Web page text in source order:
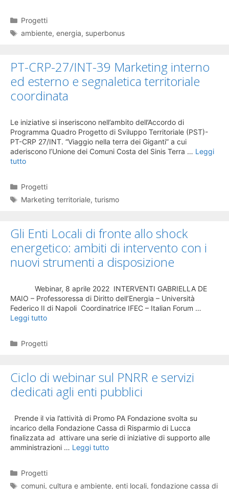
Categorie
Progetti
Tag
ambiente,energia, superbonus
PT-CRP-27/INT-39 Marketing interno
ed esterno e segnaletica territoriale
coordinata
Le iniziative si inseriscono nell’ambito dell’Accordo di
Programma Quadro Progetto di Sviluppo Territoriale (PST)-
PT-CRP 27/INT. “Viaggio nella terra dei Giganti” a cui
aderiscono l’Unione dei Comuni Costa del Sinis Terra … Leggi
tutto
Categorie
Progetti
Tag
Marketing territoriale,turismo
Gli Enti Locali di fronte allo shock
energetico: ambiti di intervento con i
nuovi strumenti a disposizione
Webinar, 8 aprile 2022 INTERVENTI GABRIELLA DE
MAIO – Professoressa di Diritto dell’Energia – Università
Federico II di Napoli Coordinatrice IFEC – Italian Forum …
Leggi tutto
Categorie
Progetti
Ciclo di webinar sul PNRR e servizi
dedicati agli enti pubblici
Prende il via l’attività di Promo PA Fondazione svolta su
incarico della Fondazione Cassa di Risparmio di Lucca
finalizzata ad attivare una serie di iniziative di supporto alle
amministrazioni … Leggi tutto
Categorie
Progetti
Tag
comuni,cultura e ambiente,enti locali,fondazione cassa di